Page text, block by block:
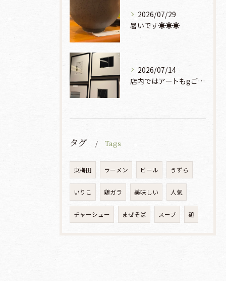
2026/07/29
暑いです☀️☀️☀️
2026/07/14
店内ではアートもgご鑑賞いただけます♡♡♡
タグ Tags
東梅田 ラーメン ビール うずら
いりこ 鶏ガラ 美味しい 人気
チャーシュー まぜそば スープ 麺